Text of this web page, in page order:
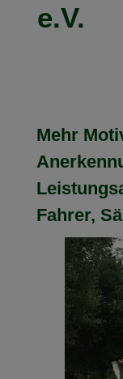
e.V.
Mehr
Fahrer,